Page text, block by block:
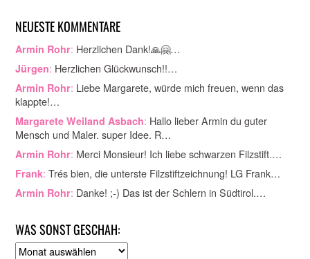
NEUESTE KOMMENTARE
Armin Rohr: Herzlichen Dank!🙏🤗…
Jürgen: Herzlichen Glückwunsch!!…
Armin Rohr: Liebe Margarete, würde mich freuen, wenn das
klappte!…
Margarete Weiland Asbach: Hallo lieber Armin du guter
Mensch und Maler. super Idee. R…
Armin Rohr: Merci Monsieur! Ich liebe schwarzen Filzstift.…
Frank: Trés bien, die unterste Filzstiftzeichnung! LG Frank…
Armin Rohr: Danke! ;-) Das ist der Schlern in Südtirol.…
WAS SONST GESCHAH:
A